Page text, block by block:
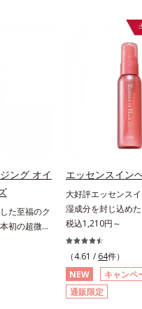
ング オイ
た至福のク
初の超微粒
な汚れに
浄力と毛穴
ングオイル
。日本初・
と塗り広
エッセンスイン
大好評エッセンス
湿成分を封じ込め
続くヘアオイル。人
ンスインヘアミルク
ズのヘアオイルで
美容成分(*1)で髪の
リッチなツヤ髪を維
トリートメント”発
税込1,210円～
（4.61 / 64件）
NEW
キャンペ
通販限定